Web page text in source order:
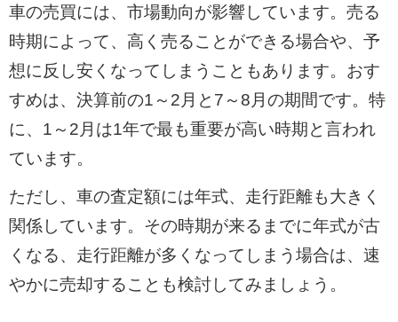
車の売買には、市場動向が影響しています。売る
時期によって、高く売ることができる場合や、予
想に反し安くなってしまうこともあります。おす
すめは、決算前の1～2月と7～8月の期間です。特
に、1～2月は1年で最も重要が高い時期と言われ
ています。
ただし、車の査定額には年式、走行距離も大きく
関係しています。その時期が来るまでに年式が古
くなる、走行距離が多くなってしまう場合は、速
やかに売却することも検討してみましょう。